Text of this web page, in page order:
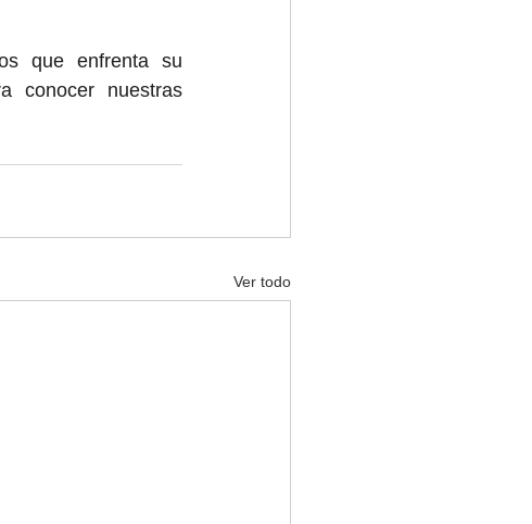
que enfrenta su
conocer nuestras
Ver todo